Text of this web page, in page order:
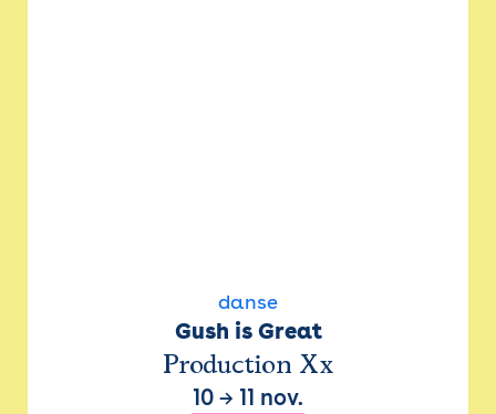
danse
Gush is Great
Production Xx
10 → 11 nov.